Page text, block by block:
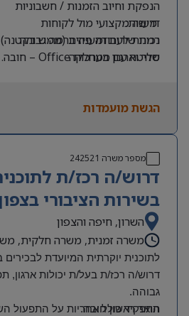
הנפקת וחיוב הזמנות / חשבוניות
מענה מקצועי מול לקוחות
רמת שירות ומענה ברמה גבוהה
סדר וארגון במחלקה
דרישות:
נכונות לעבודה פיזית (ממש בקטנה)
שליטה עם מערכות Office – חובה.
הגשת מועמדות
מספר משרה 242521
דרוש/ה רכז/ת
בשירות הציבורי בצפון- 80%
השרון, חיפה והצפון
משרה זמנית, משרה חלקית,
לתוכנית יוקרתית המיועדת
דרוש/ה רכז/ת בעל/ת יכולות ארגון,
גבוהה.
התפקיד כולל אחריות על התפעול
תואר ראשון חובה.